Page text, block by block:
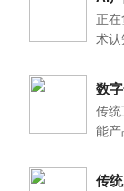
正
术
数
传
能
传